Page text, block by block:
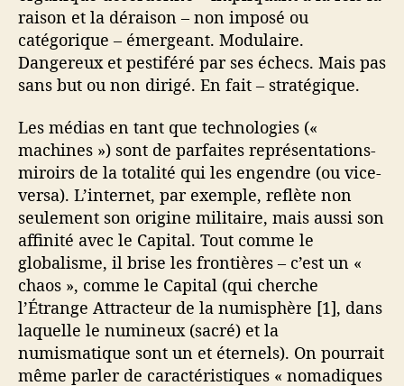
raison et la déraison – non imposé ou
catégorique – émergeant. Modulaire.
Dangereux et pestiféré par ses échecs. Mais pas
sans but ou non dirigé. En fait – stratégique.
Les médias en tant que technologies («
machines ») sont de parfaites représentations-
miroirs de la totalité qui les engendre (ou vice-
versa). L’internet, par exemple, reflète non
seulement son origine militaire, mais aussi son
affinité avec le Capital. Tout comme le
globalisme, il brise les frontières – c’est un «
chaos », comme le Capital (qui cherche
l’Étrange Attracteur de la numisphère [1], dans
laquelle le numineux (sacré) et la
numismatique sont un et éternels). On pourrait
même parler de caractéristiques « nomadiques